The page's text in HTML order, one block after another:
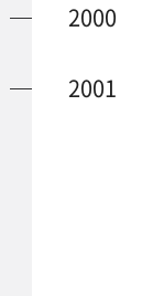
2000
2001